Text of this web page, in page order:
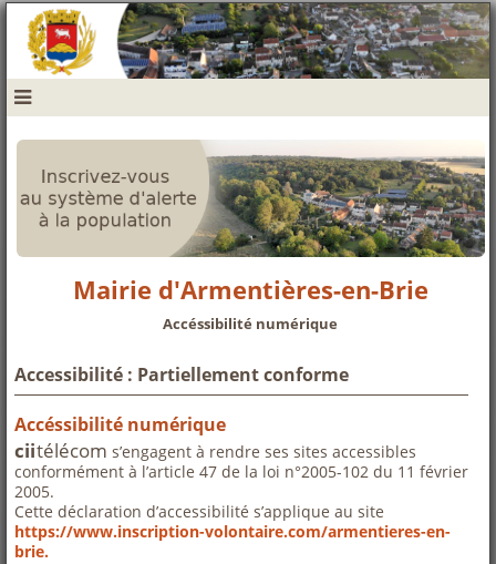
navbar mobile
Mairie d'Armentières-en-Brie
Accéssibilité numérique
Accessibilité : Partiellement conforme
Accéssibilité numérique
ciitélécom s’engagent à rendre ses sites accessibles
conformément à l’article 47 de la loi n°2005-102 du 11 février
2005.
Cette déclaration d’accessibilité s’applique au site
https://www.inscription-volontaire.com/armentieres-en-
brie.